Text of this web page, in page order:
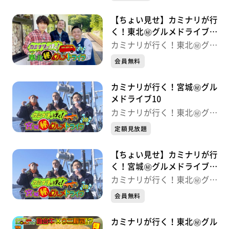
【ちょい見せ】カミナリが行
く！東北㊙グルメドライブ
11
カミナリが行く！東北㊙グル
メドライブ
会員無料
カミナリが行く！宮城㊙グル
メドライブ10
カミナリが行く！東北㊙グル
メドライブ
定額見放題
【ちょい見せ】カミナリが行
く！宮城㊙グルメドライブ
10
カミナリが行く！東北㊙グル
メドライブ
会員無料
カミナリが行く！東北㊙グル